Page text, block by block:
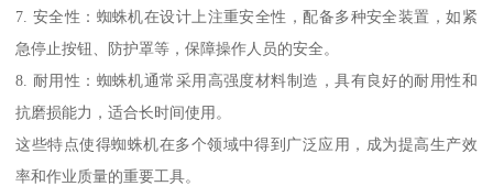
7. 安全性：蜘蛛机在设计上注重安全性，配备多种安全装置，如紧
急停止按钮、防护罩等，保障操作人员的安全。
8. 耐用性：蜘蛛机通常采用高强度材料制造，具有良好的耐用性和
抗磨损能力，适合长时间使用。
这些特点使得蜘蛛机在多个领域中得到广泛应用，成为提高生产效
率和作业质量的重要工具。